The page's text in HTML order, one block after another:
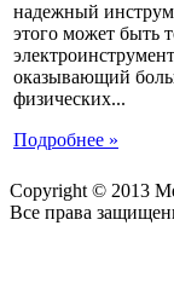
надежный
этого может быть
оказывающий
физических...
Подробнее »
Copyright © 2013
Все права